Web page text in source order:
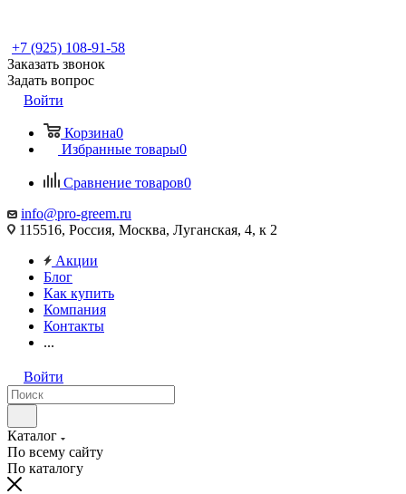
+7 (925) 108-91-58
Заказать звонок
Задать вопрос
Войти
Корзина0
Избранные товары0
Сравнение товаров0
info@pro-greem.ru
115516, Россия, Москва, Луганская, 4, к 2
Акции
Блог
Как купить
Компания
Контакты
...
Войти
Каталог
По всему сайту
По каталогу